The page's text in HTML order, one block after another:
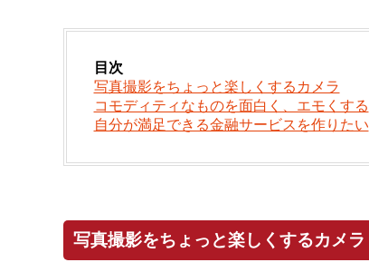
目次
写真撮影をちょっと楽しくするカメラ
コモディティなものを面白く、エモくする
自分が満足できる金融サービスを作りたい
写真撮影をちょっと楽しくするカメラ